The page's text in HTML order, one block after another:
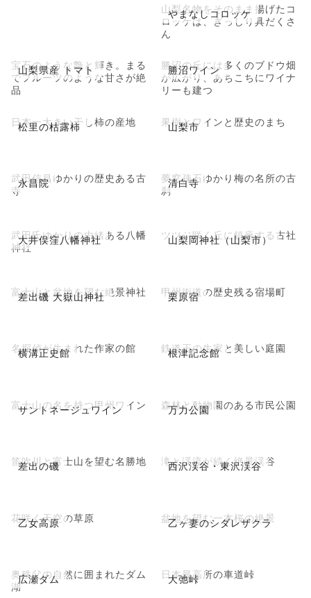
やまなしコロッケ
山梨名物をそのまま揚げたコ
ロッケは、ぎっしり具だくさ
ん
山梨県産 トマト
宝石のような艶と輝き。まる
でフルーツのような甘さが絶
品
勝沼ワイン
勝沼の丘には多くのブドウ畑
が広がり、あちこちにワイナ
リーも建つ
松里の枯露柿
日本一大きい干し柿の産地 山梨市
果樹とワインと歴史のまち
永昌院
武田信昌ゆかりの歴史ある古
寺
清白寺
夢窓疎石ゆかり梅の名所の古
刹
大井俣窪八幡神社
武田氏ゆかりの由緒ある八幡
神社
山梨岡神社（山梨市）
ツツジ咲く丘に鎮座する古社
差出磯 大嶽山神社
富士山と盆地を望む絶景神社 栗原宿
甲州街道の歴史残る宿場町
横溝正史館
名探偵が生まれた作家の館 根津記念館
鉄道王の生家と美しい庭園
サントネージュワイン
富士山の名を持つ甲州ワイン 万力公園
森林と動物園のある市民公園
差出の磯
笛吹川と富士山を望む名勝地 西沢渓谷・東沢渓谷
滝と渓流が続く絶景渓谷
乙女高原
花咲く天空の草原 乙ヶ妻のシダレザクラ
盆地を望む一本桜の絶景
広瀬ダム
奥秩父の自然に囲まれたダム
湖
大弛峠
日本最高所の車道峠